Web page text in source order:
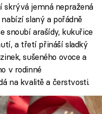
jemná nepražená
slaný a pořádně
snoubí arašídy, kukuřice
a třetí přináší sladký
sušeného ovoce a
v rodinné
na kvalitě a čerstvosti.